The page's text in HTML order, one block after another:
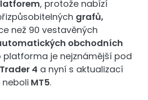
, protože nabízí
grafů,
než 90 vestavěných
obchodních
platforma je nejznámější pod
4 a nyní s aktualizací
neboli MT5.